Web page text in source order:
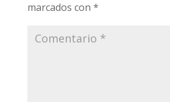
marcados con *